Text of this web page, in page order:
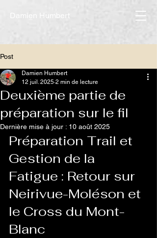
Damien Humbert
Post
Deuxième partie de
préparation sur le fil
Damien Humbert
12 juil. 2025 2 min de lecture
Dernière mise à jour : 10 août 2025
Préparation Trail et
Gestion de la
Fatigue : Retour sur
Neirivue-Moléson et
le Cross du Mont-
Blanc